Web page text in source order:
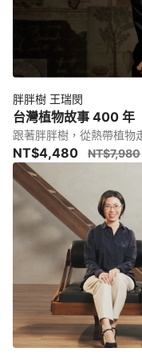
胖胖樹 王瑞閔
台灣植物故事 400 年
跟著胖胖樹，從熱帶植物
NT$4,480 NT$7,980